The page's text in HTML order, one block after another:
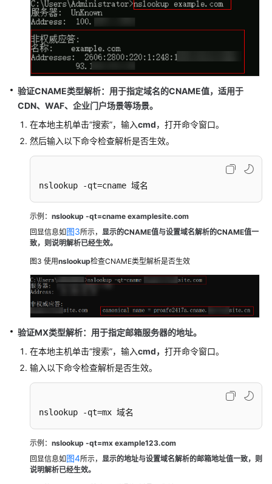
通
用
考
责
担
服
（SLA）
白
皮
资
持
域
验证CNAME类型解析：用于指定域名的CNAME值，适用于
CDN、WAF、企业门户场景等场景。
在本地主机单击“搜索”，输入cmd，打开命令窗口。
然后输入以下命令检查解析是否生效。
nslookup -qt=cname 域名
示例： nslookup -qt=cname examplesite.com
回显信息如图3所示， 显示的CNAME值与设置域名解析的CNAME值一
致，则说明解析已经生效。
图3 使用nslookup检查CNAME类型解析是否生效
验证MX类型解析：用于指定邮箱服务器的地址。
在本地主机单击“搜索”，输入cmd， 打开命令窗口。
输入以下命令检查解析是否生效。
nslookup -qt=mx 域名
示例： nslookup -qt=mx example123.com
回显信息如图4所示， 显示的地址与设置域名解析的邮箱地址值一致，则
说明解析已经生效。